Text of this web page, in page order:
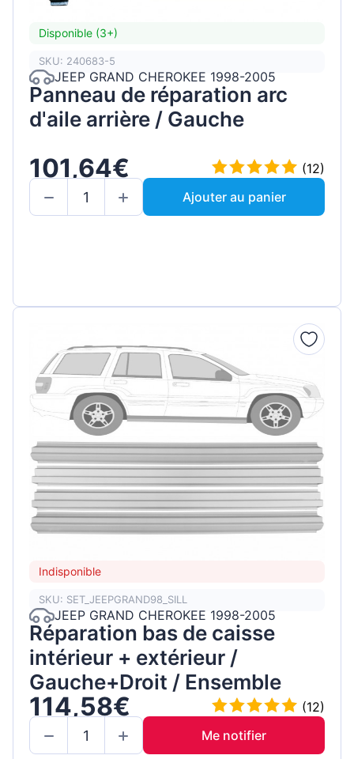
Disponible (3+)
SKU: 240683-5
JEEP GRAND CHEROKEE 1998-2005
Panneau de réparation arc
d'aile arrière / Gauche
101,64€
(12)
Ajouter au panier
Indisponible
SKU: SET_JEEPGRAND98_SILL
JEEP GRAND CHEROKEE 1998-2005
Réparation bas de caisse
intérieur + extérieur /
Gauche+Droit / Ensemble
114,58€
(12)
Me notifier